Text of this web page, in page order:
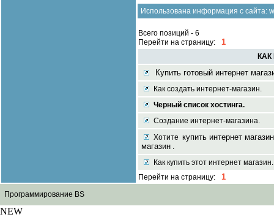
Использована информация с сайта:
Всего позиций - 6
Перейти на страницу:
1
Купить готовый интернет
Как создать интернет-магазин.
Черный список хостинга.
Cоздание интернет-магазина.
Хотите купить интернет магазин
магазин .
Как купить этот интернет магазин.
Перейти на страницу:
1
Программирование BS
NEW